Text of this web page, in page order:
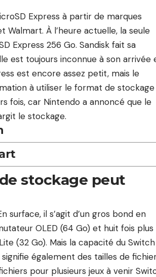
Express à partir de marques
À l’heure actuelle, la seule
Express 256 Go. Sandisk fait sa
est toujours inconnue à son arrivée
est encore assez petit, mais le
à utiliser le format de stockage
fois, car Nintendo a annoncé que le
le stockage.
stockage peut
surface, il s’agit d’un gros bond en
OLED (64 Go) et huit fois plus
(32 Go). Mais la capacité du
également des tailles de
pour plusieurs jeux à venir